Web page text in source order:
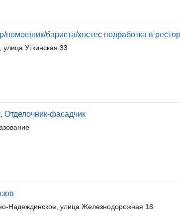
помощник/бариста/хостес подработка в
Уткинская 33
Отделочник-фасадчик
Надеждинское, улица Железнодорожная 18